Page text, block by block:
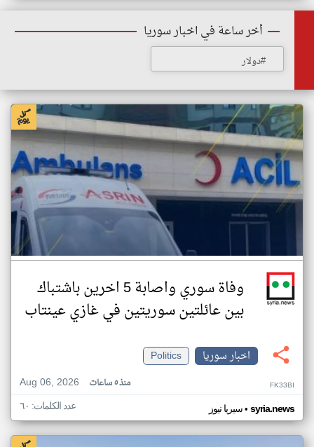
أخر ساعة في اخبار سوريا
#دولار
وفاة سوري واصابة 5 اخرين باشتباك
بين عائلتين سوريتين في غازي عينتاب
اخبار سوريا
Politics
Aug 06, 2026
منذ ٥ ساعات FK33BI
سيريا نيوز• syria.news عدد الكلمات: ٦٠